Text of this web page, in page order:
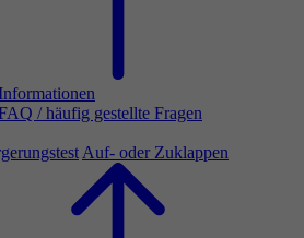
Informationen
/ häufig gestellte Fragen
Auf- oder Zuklappen